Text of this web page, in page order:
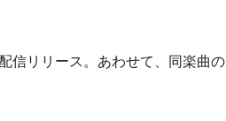
信リリース。あわせて、同楽曲の